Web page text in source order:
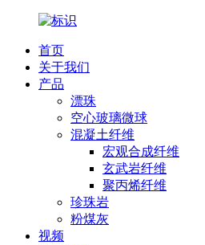
首页
关于我们
产品
漂珠
空心玻璃微球
混凝土纤维
宏观合成纤维
玄武岩纤维
聚丙烯纤维
珍珠岩
粉煤灰
视频